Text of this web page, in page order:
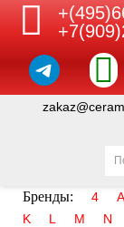
Бренды: 4 A
K
L M N